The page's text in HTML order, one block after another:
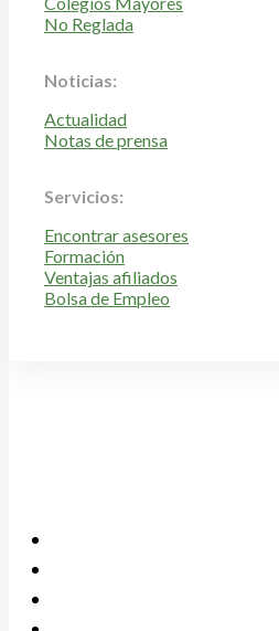
No Reglada
Noticias:
Actualidad
Notas de prensa
Servicios:
Encontrar asesores
Formación
Ventajas afiliados
Bolsa de Empleo